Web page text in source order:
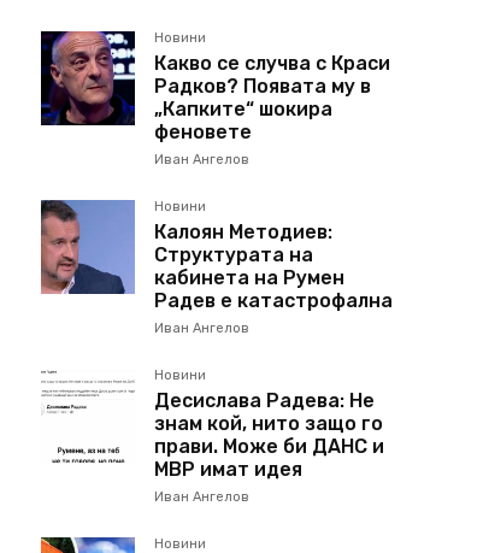
Новини
Какво се случва с Краси
Радков? Появата му в
„Капките“ шокира
феновете
Иван Ангелов
Новини
Калоян Методиев:
Структурата на
кабинета на Румен
Радев е катастрофална
Иван Ангелов
Новини
Десислава Радева: Не
знам кой, нито защо го
прави. Може би ДАНС и
МВР имат идея
Иван Ангелов
Новини